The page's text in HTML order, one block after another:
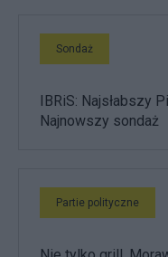
Sondaż
IBRiS: Najsłabszy
Najnowszy sondaż
Partie polityczne